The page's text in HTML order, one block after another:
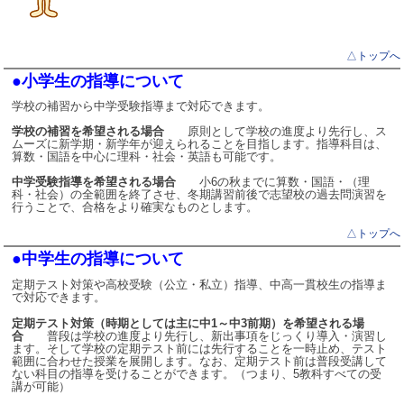
△トップへ
●小学生の指導について
学校の補習から中学受験指導まで対応できます。
学校の補習を希望される場合
原則として学校の進度より先行し、ス
ムーズに新学期・新学年が迎えられることを目指します。指導科目は、
算数・国語を中心に理科・社会・英語も可能です。
中学受験指導を希望される場合 小6の秋までに算数・国語・（理
科・社会）の全範囲を終了させ、冬期講習前後で志望校の過去問演習を
行うことで、合格をより確実なものとします。
△トップへ
●中学生の指導について
定期テスト対策や高校受験（公立・私立）指導、中高一貫校生の指導ま
で対応できます。
定期テスト対策（時期としては主に中1～中3前期）を希望される場
合 普段は学校の進度より先行し、新出事項をじっくり導入・演習し
ます。そして学校の定期テスト前には先行することを一時止め、テスト
範囲に合わせた授業を展開します。なお、定期テスト前は普段受講して
ない科目の指導を受けることができます。（つまり、5教科すべての受
講が可能）